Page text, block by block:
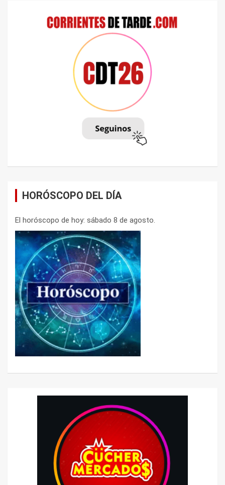
HORÓSCOPO DEL DÍA
El horóscopo de hoy: sábado 8 de agosto.